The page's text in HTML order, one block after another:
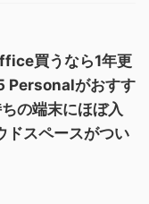
買うなら1年更
がおすす
の端末にほぼ入
ドスペースがつい